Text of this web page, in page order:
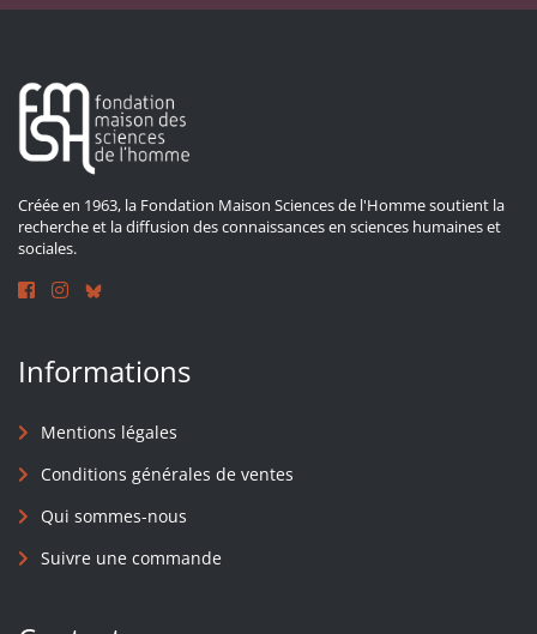
Créée en 1963, la Fondation Maison Sciences de l'Homme soutient la
recherche et la diffusion des connaissances en sciences humaines et
sociales.
Informations
Mentions légales
Conditions générales de ventes
Qui sommes-nous
Suivre une commande